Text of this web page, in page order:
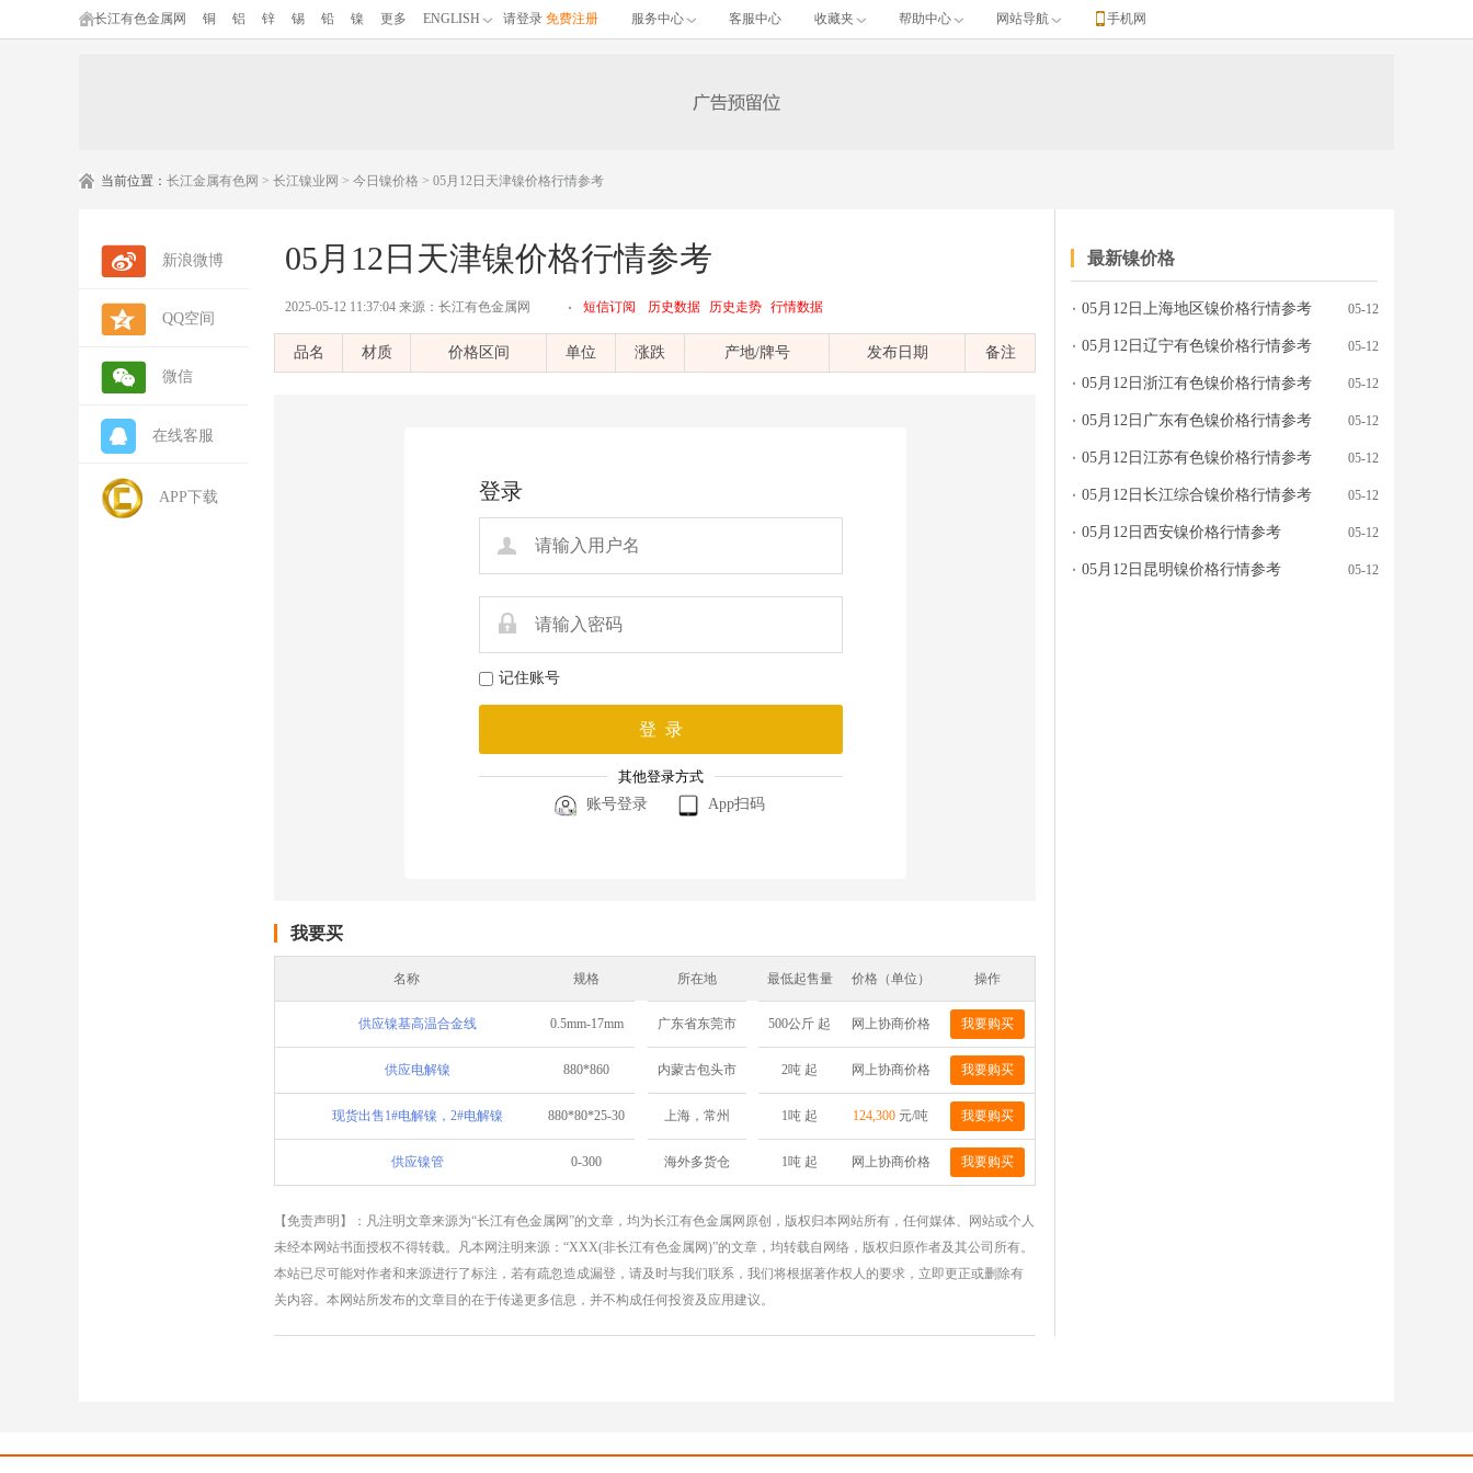
长江有色金属网 铜 铝 锌 锡 铅 镍 更多 ENGLISH 请登录 免费注册 服务中心 客服中心 收藏夹 帮助中心 网站导航 手机网
当前位置： 长江金属有色网 > 长江镍业网 > 今日镍价格 > 05月12日天津镍价格行情参考
新浪微博
QQ空间
微信
在线客服
APP下载
05月12日天津镍价格行情参考
2025-05-12 11:37:04 来源：长江有色金属网 短信订阅 历史数据 历史走势 行情数据
品名 材质 价格区间 单位 涨跌 产地/牌号 发布日期 备注
我要买
名称 规格 所在地 最低起售量 价格（单位） 操作
供应镍基高温合金线 0.5mm-17mm 广东省东莞市 500公斤 起 网上协商价格 我要购买
供应电解镍 880*860 内蒙古包头市 2吨 起 网上协商价格 我要购买
现货出售1#电解镍，2#电解镍 880*80*25-30 上海，常州 1吨 起 124,300 元/吨 我要购买
供应镍管 0-300 海外多货仓 1吨 起 网上协商价格 我要购买
【免责声明】：凡注明文章来源为“长江有色金属网”的文章，均为长江有色金属网原创，版权归本网站所有，任何媒体、网站或个人
未经本网站书面授权不得转载。凡本网注明来源：“XXX(非长江有色金属网)”的文章，均转载自网络，版权归原作者及其公司所有。
本站已尽可能对作者和来源进行了标注，若有疏忽造成漏登，请及时与我们联系，我们将根据著作权人的要求，立即更正或删除有
关内容。本网站所发布的文章目的在于传递更多信息，并不构成任何投资及应用建议。
最新镍价格
05月12日上海地区镍价格行情参考 05-12
05月12日辽宁有色镍价格行情参考 05-12
05月12日浙江有色镍价格行情参考 05-12
05月12日广东有色镍价格行情参考 05-12
05月12日江苏有色镍价格行情参考 05-12
05月12日长江综合镍价格行情参考 05-12
05月12日西安镍价格行情参考 05-12
05月12日昆明镍价格行情参考 05-12